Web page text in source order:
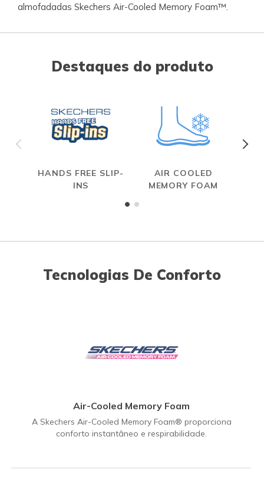
almofadadas Skechers Air-Cooled Memory Foam™.
Destaques do produto
HANDS FREE SLIP-
INS
AIR COOLED
MEMORY FOAM
Tecnologias De Conforto
Air-Cooled Memory Foam
A Skechers Air-Cooled Memory Foam® proporciona
conforto instantâneo e respirabilidade.